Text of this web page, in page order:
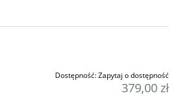
Dostępność:Zapytaj o dostępność
379,00 zł